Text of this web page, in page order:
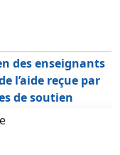
des enseignants
l’aide reçue par
de soutien